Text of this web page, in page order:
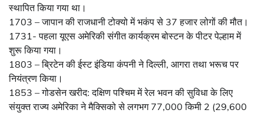
स्थापित किया गया था।
1703 – जापान की राजधानी टोक्यो में भकंप से 37 हजार लोगों की मौत।
1731- पहला यूएस अमेरिकी संगीत कार्यक्रम बोस्टन के पीटर पेल्हाम में
शुरू किया गया।
1803 – ब्रिटेन की ईस्ट इंडिया कंपनी ने दिल्ली, आगरा तथा भरूच पर
नियंत्रण किया।
1853 – गोडसेन खरीद: दक्षिण पश्चिम में रेल भवन की सुविधा के लिए
संयुक्त राज्य अमेरिका ने मैक्सिको से लगभग 77,000 किमी 2 (29,600